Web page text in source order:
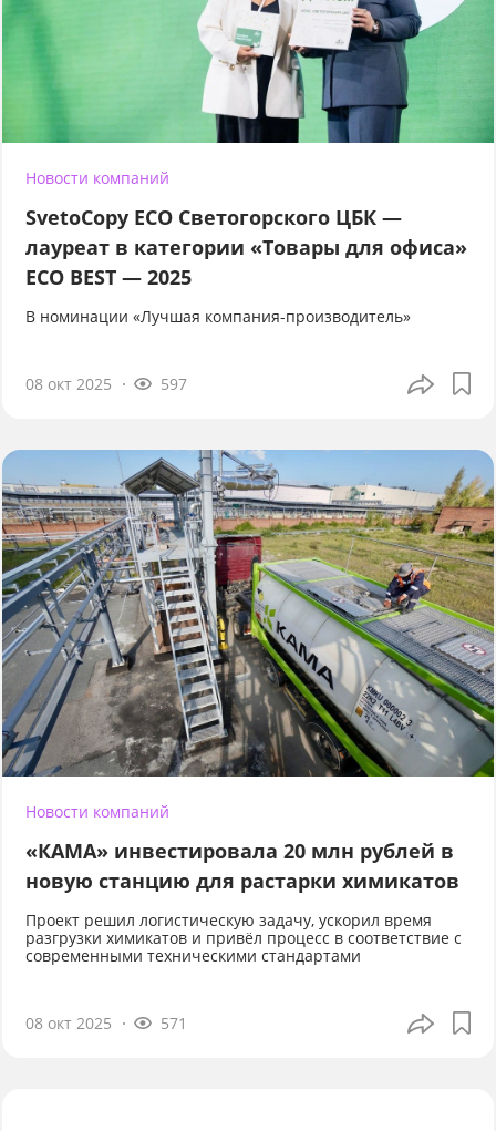
Новости компаний
SvetoCopy ECO Светогорского ЦБК —
лауреат в категории «Товары для офиса»
ECO BEST — 2025
В номинации «Лучшая компания-производитель»
08 окт 2025 597
Новости компаний
«КАМА» инвестировала 20 млн рублей в
новую станцию для растарки химикатов
Проект решил логистическую задачу, ускорил время
разгрузки химикатов и привёл процесс в соответствие с
современными техническими стандартами
08 окт 2025 571